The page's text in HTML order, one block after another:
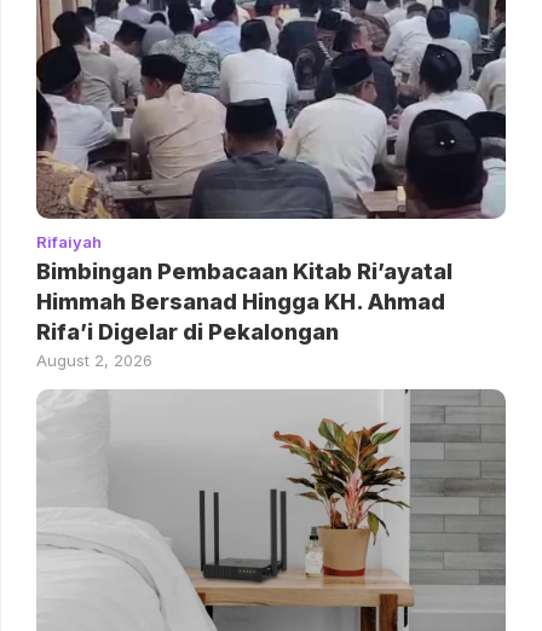
Rifaiyah
Bimbingan Pembacaan Kitab Ri’ayatal
Himmah Bersanad Hingga KH. Ahmad
Rifa’i Digelar di Pekalongan
August 2, 2026